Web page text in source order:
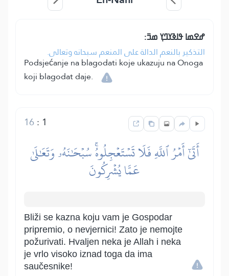
ߝߐߘߊ ߟߊߢߌߣߌ߲ ߘߏ߫:
التذكير بالنعم الدالة على المنعم سبحانه وتعالى.
Podsjećanje na blagodati koje ukazuju na Onoga
koji blagodat daje.
1
:
16
أَتَىٰٓ أَمۡرُ ٱللَّهِ فَلَا تَسۡتَعۡجِلُوهُۚ سُبۡحَٰنَهُۥ وَتَعَٰلَىٰ
عَمَّا يُشۡرِكُونَ
Bliži se kazna koju vam je Gospodar
pripremio, o nevjernici! Zato je nemojte
požurivati. Hvaljen neka je Allah i neka
je vrlo visoko iznad toga da ima
saučesnike!